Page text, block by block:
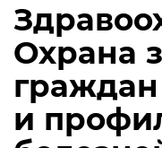
Охрана
и